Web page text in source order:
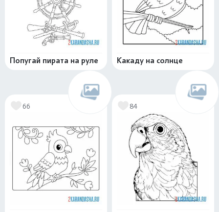
Попугай пирата на руле Какаду на солнце
66 84